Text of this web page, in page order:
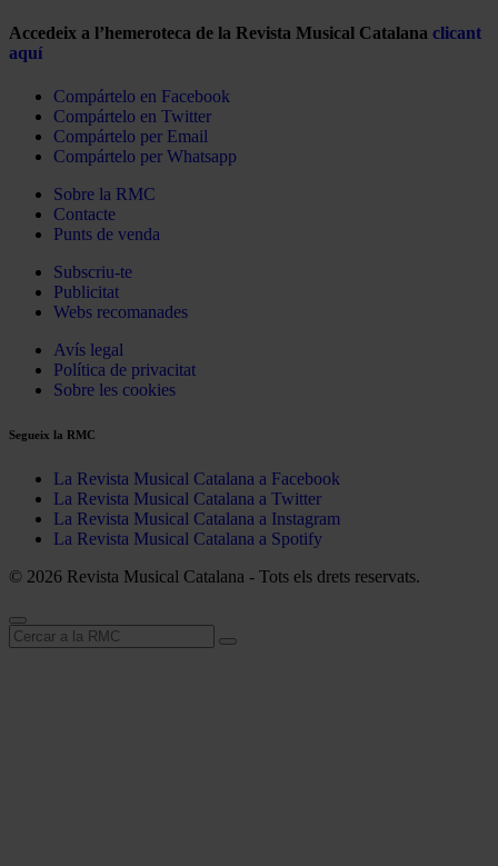
Accedeix a l’hemeroteca de la Revista Musical Catalana clicant
aquí
Compártelo en Facebook
Compártelo en Twitter
Compártelo per Email
Compártelo per Whatsapp
Sobre la RMC
Contacte
Punts de venda
Subscriu-te
Publicitat
Webs recomanades
Avís legal
Política de privacitat
Sobre les cookies
Segueix la RMC
La Revista Musical Catalana a Facebook
La Revista Musical Catalana a Twitter
La Revista Musical Catalana a Instagram
La Revista Musical Catalana a Spotify
© 2026 Revista Musical Catalana - Tots els drets reservats.
Cerca